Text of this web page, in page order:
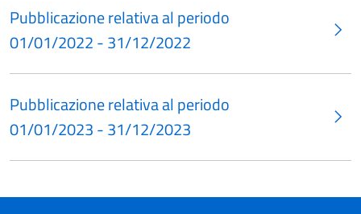
Pubblicazione relativa al periodo
01/01/2022 - 31/12/2022
Pubblicazione relativa al periodo
01/01/2023 - 31/12/2023